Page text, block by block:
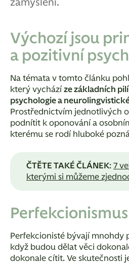
zamyšlení.
Výchozí jsou
a pozitivní
Na témata v tomto článku
který vychází ze základních
psychologie a
Prostřednictvím jednotlivých
podnítit k oponování a
kterému se rodí hluboké
ČTĚTE TAKÉ ČLÁNEK: 7
kterými si můžeme
Perfekcionismus
Perfekcionisté bývají mnohdy
když budou dělat věci
dokonale cítit. Ve skutečnosti